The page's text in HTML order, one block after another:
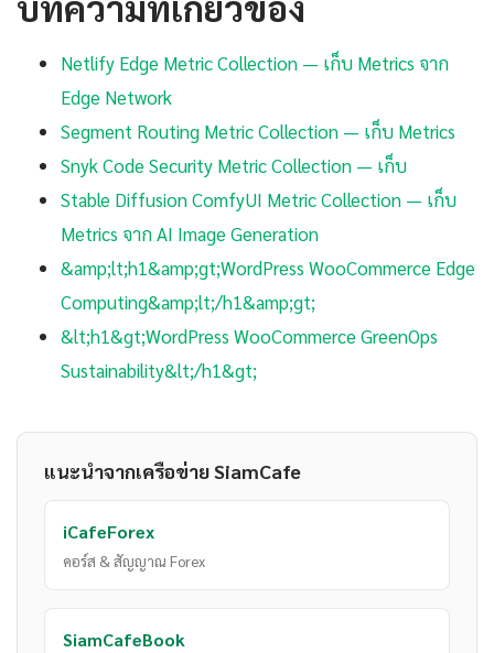
Netlify Edge Metric Collection — เก็บ Metrics จาก
Edge Network
Segment Routing Metric Collection — เก็บ Metrics
Snyk Code Security Metric Collection — เก็บ
Stable Diffusion ComfyUI Metric Collection — เก็บ
Metrics จาก AI Image Generation
&amp;lt;h1&amp;gt;WordPress WooCommerce Edge
Computing&amp;lt;/h1&amp;gt;
&lt;h1&gt;WordPress WooCommerce GreenOps
Sustainability&lt;/h1&gt;
แนะนำจากเครือข่าย SiamCafe
iCafeForex
คอร์ส & สัญญาณ Forex
SiamCafeBook